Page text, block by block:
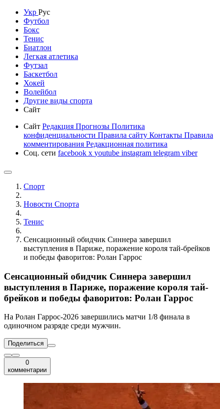
Укр Рус
Футбол
Бокс
Тенис
Биатлон
Легкая атлетика
Футзал
Баскетбол
Хокей
Волейбол
Другие виды спорта
Сайт
Сайт Редакция Прогнозы Политика
конфиденциальности Правила сайту Контакты Правила
комментирования Редакционная политика
Соц. сети facebook x youtube instagram telegram viber
Спорт
Новости Cпорта
Тенис
Сенсационный обидчик Синнера завершил
выступления в Париже, поражение короля тай-брейков
и победы фаворитов: Ролан Гаррос
Сенсационный обидчик Синнера завершил
выступления в Париже, поражение короля тай-
брейков и победы фаворитов: Ролан Гаррос
На Ролан Гаррос-2026 завершились матчи 1/8 финала в
одиночном разряде среди мужчин.
Поделиться
0
комментарии